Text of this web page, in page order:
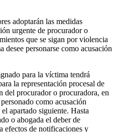
adoptarán las medidas
urgente de procurador o
que se sigan por violencia
desee personarse como acusación
para la víctima tendrá
la representación procesal de
del procurador o procuradora, en
como acusación
apartado siguiente. Hasta
o abogada el deber de
efectos de notificaciones y